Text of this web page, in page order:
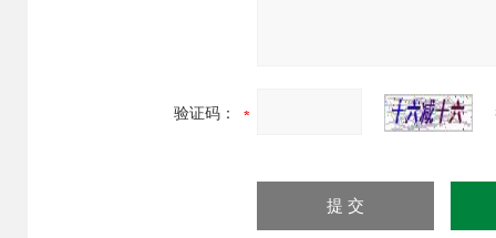
验证码：